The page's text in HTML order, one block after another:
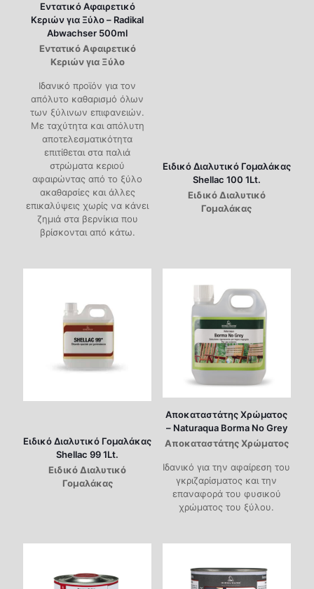
Εντατικό Αφαιρετικό
Κεριών για Ξύλο – Radikal
Abwachser 500ml
Εντατικό Αφαιρετικό
Κεριών για Ξύλο
Ιδανικό προϊόν για τον
απόλυτο καθαρισμό όλων
των ξύλινων επιφανειών.
Mε ταχύτητα και απόλυτη
αποτελεσματικότητα
επιτίθεται στα παλιά
στρώματα κεριού
αφαιρώντας από το ξύλο
ακαθαρσίες και άλλες
επικαλύψεις χωρίς να κάνει
ζημιά στα βερνίκια που
βρίσκονται από κάτω.
Ειδικό Διαλυτικό Γομαλάκας
Shellac 100 1Lt.
Ειδικό Διαλυτικό
Γομαλάκας
Ειδικό Διαλυτικό Γομαλάκας
Shellac 99 1Lt.
Ειδικό Διαλυτικό
Γομαλάκας
Αποκαταστάτης Χρώματος
– Naturaqua Borma No Grey
Αποκαταστάτης Χρώματος
Ιδανικό για την αφαίρεση του
γκριζαρίσματος και την
επαναφορά του φυσικού
χρώματος του ξύλου.